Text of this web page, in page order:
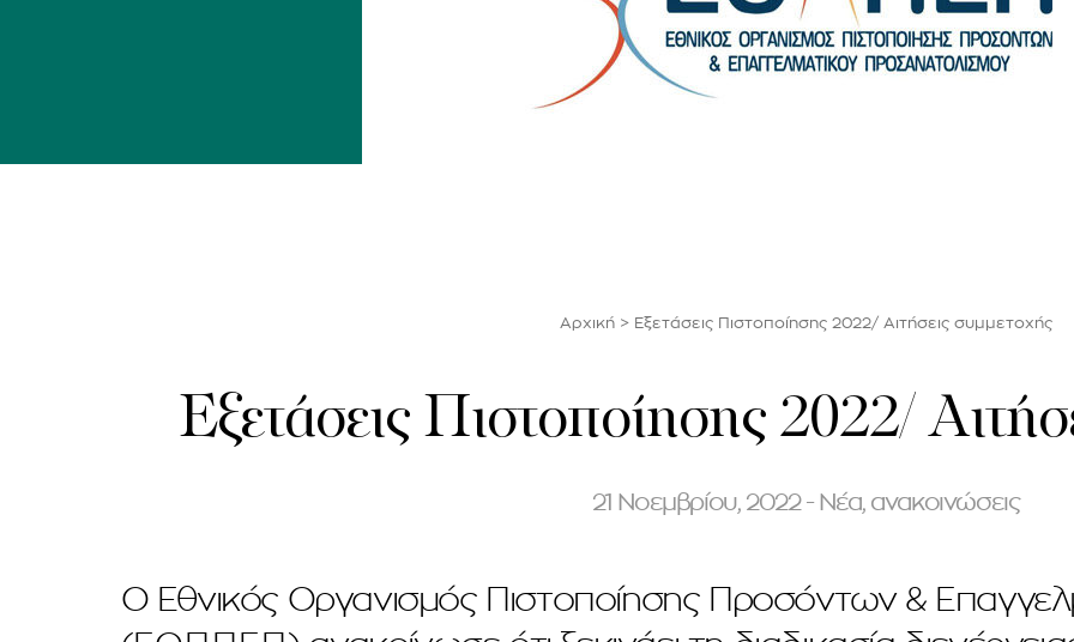
Αρχική> Εξετάσεις Πιστοποίησης 2022/ Αιτήσεις συμμετοχής
Εξετάσεις Πιστοποίησης 2022/
21 Νοεμβρίου, 2022 - Νέα, ανακοινώσεις
Ο Εθνικός Οργανισμός Πιστοποίησης Προσόντων &